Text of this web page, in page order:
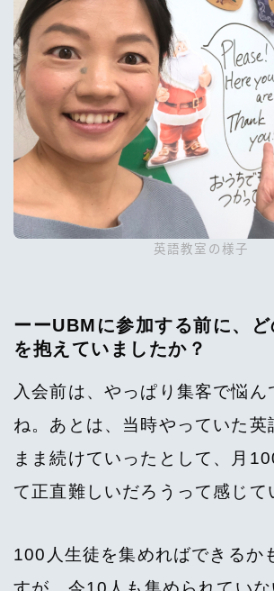
英語教室の様子
ーーUBMに参加する前に、
を抱えていましたか？
入会前は、やっぱり集客で悩ん
ね。あとは、当時やっていた英
まま続けていったとして、月
て正直難しいだろうって感じて
100人生徒を集めればできるか